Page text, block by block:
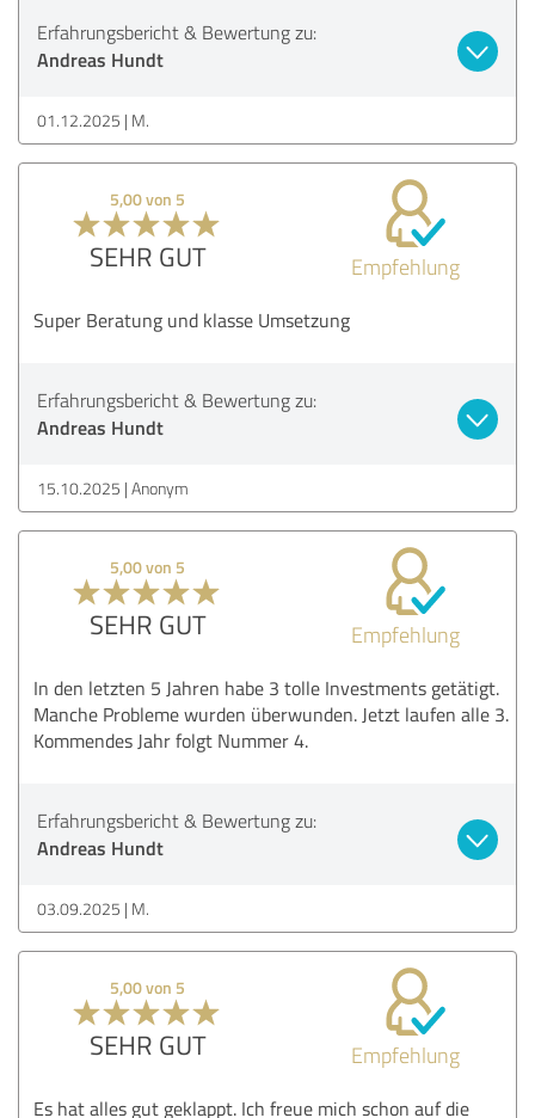
Erfahrungsbericht & Bewertung zu:
Andreas Hundt
01.12.2025 M.
5,00 von 5
SEHR GUT Empfehlung
Super Beratung und klasse Umsetzung
Erfahrungsbericht & Bewertung zu:
Andreas Hundt
15.10.2025 Anonym
5,00 von 5
SEHR GUT Empfehlung
In den letzten 5 Jahren habe 3 tolle Investments getätigt.
Manche Probleme wurden überwunden. Jetzt laufen alle 3.
Kommendes Jahr folgt Nummer 4.
Erfahrungsbericht & Bewertung zu:
Andreas Hundt
03.09.2025 M.
5,00 von 5
SEHR GUT Empfehlung
Es hat alles gut geklappt. Ich freue mich schon auf die